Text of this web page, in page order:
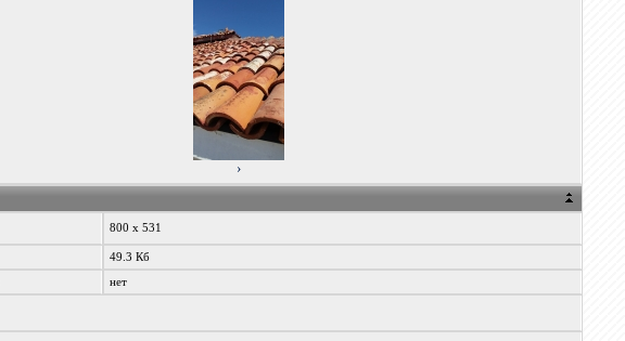
›
800 x 531
49.3 Кб
нет